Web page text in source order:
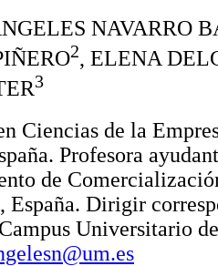
NAVARRO
2, ELENA
3
Ciencias de la
Profesora
de
España. Dirigir
Universitario